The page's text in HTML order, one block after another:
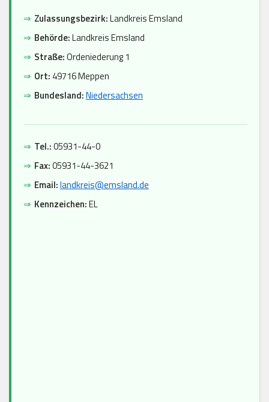
⇒ Zulassungsbezirk:Landkreis Emsland
⇒ Behörde:Landkreis Emsland
⇒ Straße:Ordeniederung 1
⇒ Ort: 49716 Meppen
⇒ Bundesland:Niedersachsen
⇒ Tel.:05931-44-0
⇒ Fax:05931-44-3621
⇒ Email:landkreis@emsland.de
⇒ Kennzeichen:EL